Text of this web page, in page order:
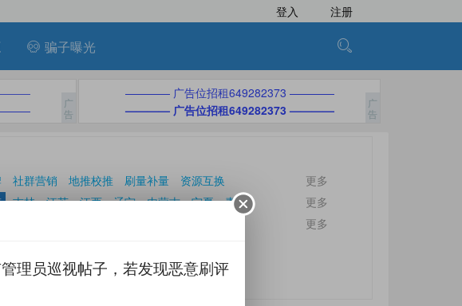
登入 注册
骗子曝光
———— 广告位招租649282373 ————
———— 广告位招租649282373 ————
社群营销 地推校推 刷量补量
资源互换
更多
吉林 江苏 江西 辽宁 内蒙古 宁夏
青海
更多
更多
理员巡视帖子，若发现恶意刷评